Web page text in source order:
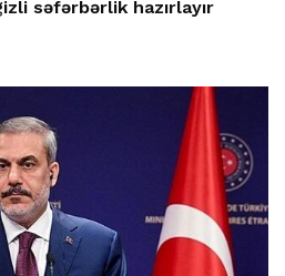
səfərbərlik hazırlayır